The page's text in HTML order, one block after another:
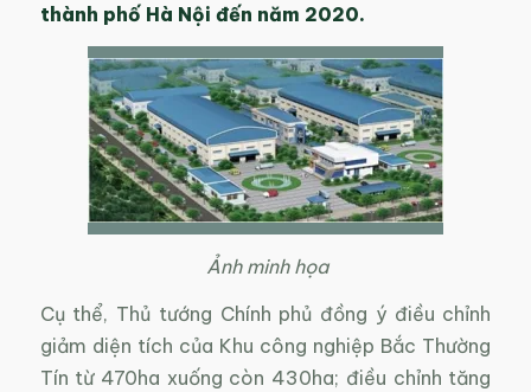
thành phố Hà Nội đến năm 2020.
Ảnh minh họa
Cụ thể, Thủ tướng Chính phủ đồng ý điều chỉnh
giảm diện tích của Khu công nghiệp Bắc Thường
Tín từ 470ha xuống còn 430ha; điều chỉnh tăng